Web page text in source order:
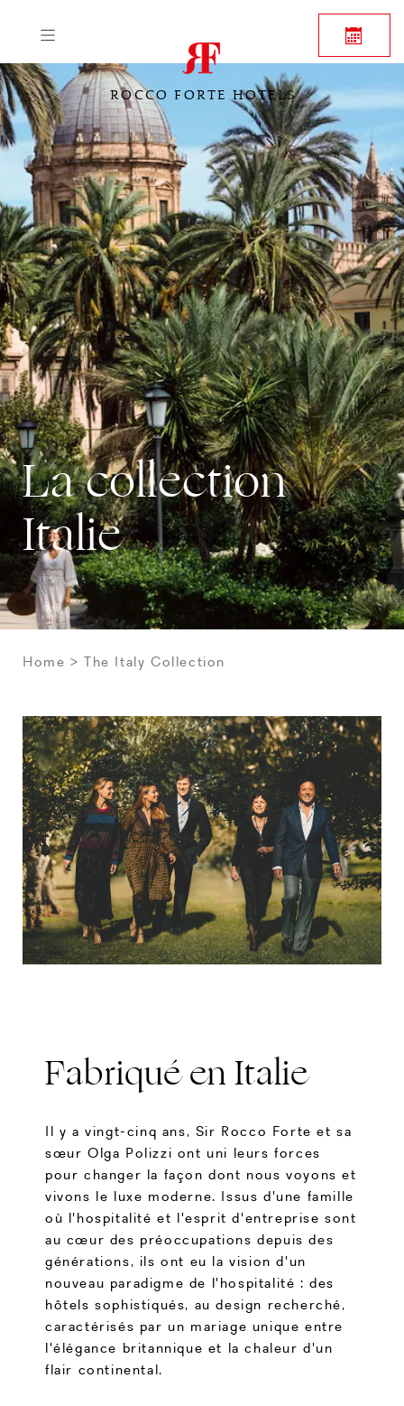
ROCCO FORTE HOTELS
La collection
Italie
Home The Italy Collection
Fabriqué en Italie
Il y a vingt-cinq ans, Sir Rocco Forte et sa
sœur Olga Polizzi ont uni leurs forces
pour changer la façon dont nous voyons et
vivons le luxe moderne. Issus d'une famille
où l'hospitalité et l'esprit d'entreprise sont
au cœur des préoccupations depuis des
générations, ils ont eu la vision d'un
nouveau paradigme de l'hospitalité : des
hôtels sophistiqués, au design recherché,
caractérisés par un mariage unique entre
l'élégance britannique et la chaleur d'un
flair continental.